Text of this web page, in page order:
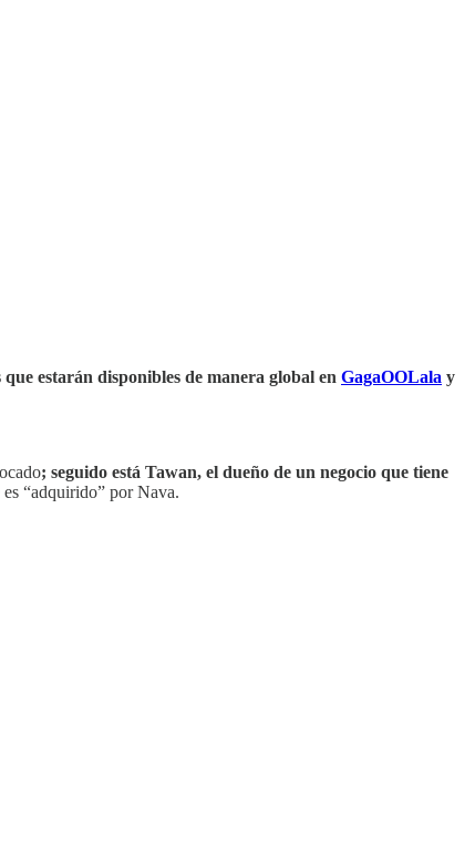
estarán disponibles de manera global en GagaOOLala y
; seguido está Tawan, el dueño de un negocio que tiene
“adquirido” por Nava.